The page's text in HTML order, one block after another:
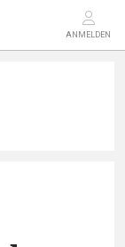
ANMELDEN